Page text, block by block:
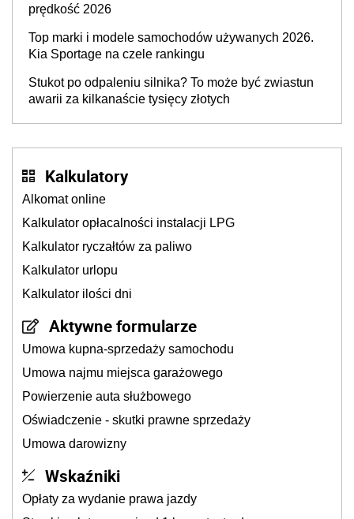
prędkość 2026
Top marki i modele samochodów używanych 2026.
Kia Sportage na czele rankingu
Stukot po odpaleniu silnika? To może być zwiastun
awarii za kilkanaście tysięcy złotych
Kalkulatory
Alkomat online
Kalkulator opłacalności instalacji LPG
Kalkulator ryczałtów za paliwo
Kalkulator urlopu
Kalkulator ilości dni
Aktywne formularze
Umowa kupna-sprzedaży samochodu
Umowa najmu miejsca garażowego
Powierzenie auta służbowego
Oświadczenie - skutki prawne sprzedaży
Umowa darowizny
Wskaźniki
Opłaty za wydanie prawa jazdy